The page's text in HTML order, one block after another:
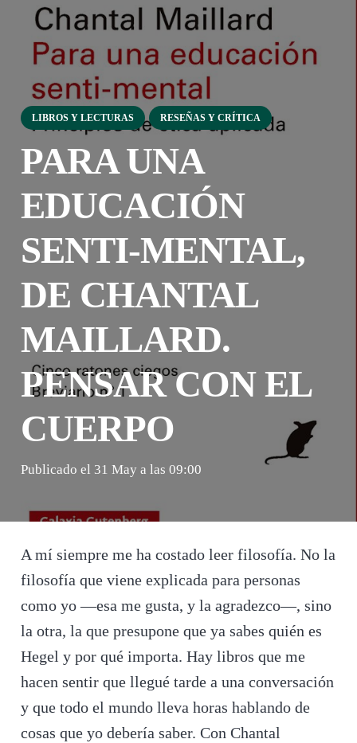
LIBROS Y LECTURAS RESEÑAS Y CRÍTICA
PARA UNA
EDUCACIÓN
SENTI-MENTAL,
DE CHANTAL
MAILLARD.
PENSAR CON EL
CUERPO
Publicado el 31 May a las 09:00
A mí siempre me ha costado leer filosofía. No la
filosofía que viene explicada para personas
como yo —esa me gusta, y la agradezco—, sino
la otra, la que presupone que ya sabes quién es
Hegel y por qué importa. Hay libros que me
hacen sentir que llegué tarde a una conversación
y que todo el mundo lleva horas hablando de
cosas que yo debería saber. Con Chantal